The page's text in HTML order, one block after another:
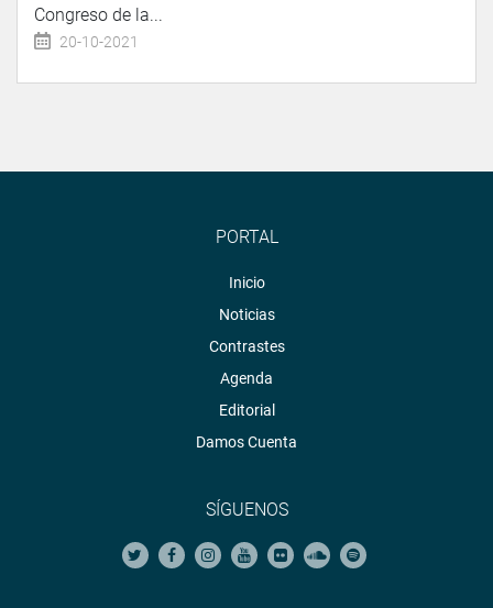
Congreso de la...
20-10-2021
PORTAL
Inicio
Noticias
Contrastes
Agenda
Editorial
Damos Cuenta
SÍGUENOS